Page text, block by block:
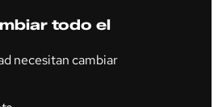
todo el
necesitan cambiar